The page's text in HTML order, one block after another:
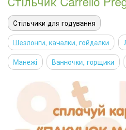
Стільчики для годування
Шезлонги, качалки, гойдалки
Манежі
Ванночки, горщики